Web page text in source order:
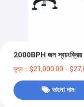
2000BPH জল
মূল্য：$21,000.00 -
ভালো দাম